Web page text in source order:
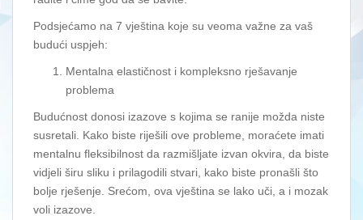
Podsjećamo na 7 vještina koje su veoma važne za vaš
budući uspjeh:
Mentalna elastičnost i kompleksno rješavanje
problema
Budućnost donosi izazove s kojima se ranije možda niste
susretali. Kako biste riješili ove probleme, moraćete imati
mentalnu fleksibilnost da razmišljate izvan okvira, da biste
vidjeli širu sliku i prilagodili stvari, kako biste pronašli što
bolje rješenje. Srećom, ova vještina se lako uči, a i mozak
voli izazove.